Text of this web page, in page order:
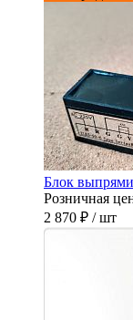
Блок
Розничная
2 870 ₽ / шт